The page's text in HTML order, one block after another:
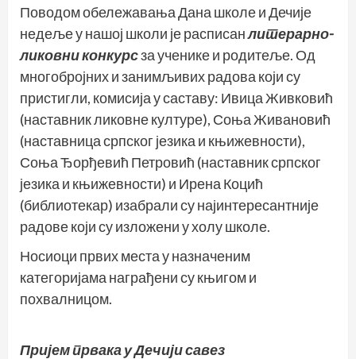
Поводом обележавања Дана школе и Дечије
недеље у нашој школи је расписанлитерарно-
ликовни конкурсза ученике и родитеље. Од
многобројних и занимљивих радова који су
пристигли, комисија у саставу: Ивица Живковић
(наставник ликовне културе), Соња Живановић
(наставница српског језика и књижевности),
Соња Ђорђевић Петровић (наставник српског
језика и књижевности) и Ирена Коцић
(библиотекар) изабрали су најинтересантније
радове који су изложени у холу школе.
Носиоци првих места у назначеним
категоријама награђени су књигом и
похвалницом.
Пријем првака у Дечији савез